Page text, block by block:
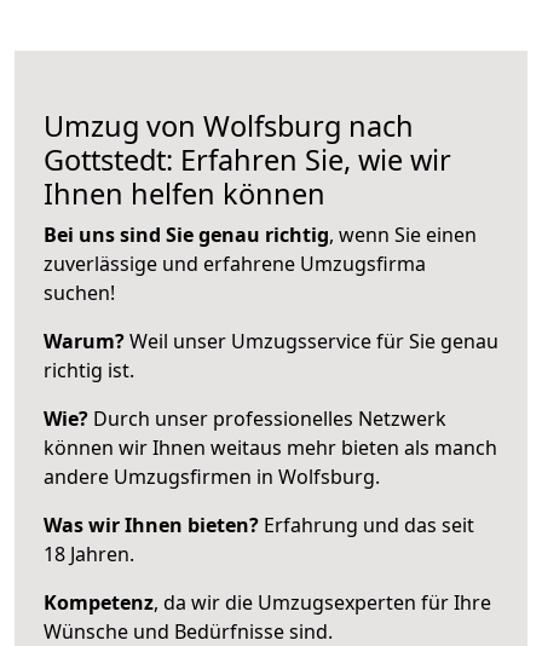
Umzug von Wolfsburg nach
Gottstedt: Erfahren Sie, wie wir
Ihnen helfen können
Bei uns sind Sie genau richtig, wenn Sie einen
zuverlässige und erfahrene Umzugsfirma
suchen!
Warum?Weil unser Umzugsservice für Sie genau
richtig ist.
Wie? Durch unser professionelles Netzwerk
können wir Ihnen weitaus mehr bieten als manch
andere Umzugsfirmen in Wolfsburg.
Was wir Ihnen bieten? Erfahrung und das seit
18 Jahren.
Kompetenz, da wir die Umzugsexperten für Ihre
Wünsche und Bedürfnisse sind.